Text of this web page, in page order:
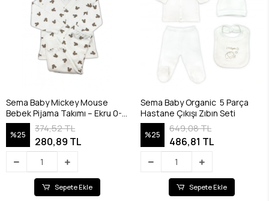
Sema Baby Mickey Mouse
Bebek Pijama Takımı – Ekru 0-3
Ay
%25
374,52 TL
280,89 TL
Sepete Ekle
Sema Baby Organic 5 Parça
Hastane Çıkışı Zıbın Seti
%25
649,08 TL
486,81 TL
Sepete Ekle